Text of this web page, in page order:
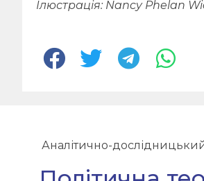
Ілюстрація: Nancy Phelan
Аналітично-